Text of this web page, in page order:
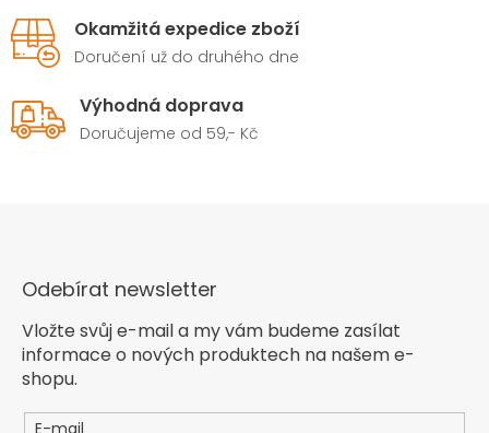
Okamžitá expedice zboží
Doručení už do druhého dne
Výhodná doprava
Doručujeme od 59,- Kč
Odebírat newsletter
Vložte svůj e-mail a my vám budeme zasílat
informace o nových produktech na našem e-
shopu.